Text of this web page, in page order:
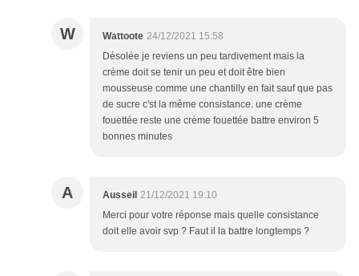
W Wattoote 24/12/2021 15:58
Désolée je reviens un peu tardivement mais la
crème doit se tenir un peu et doit être bien
mousseuse comme une chantilly en fait sauf que pas
de sucre c'st la même consistance. une crème
fouettée reste une crème fouettée battre environ 5
bonnes minutes
A Ausseil 21/12/2021 19:10
Merci pour votre réponse mais quelle consistance
doit elle avoir svp ? Faut il la battre longtemps ?